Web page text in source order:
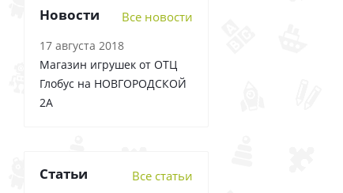
Новости Все новости
17 августа 2018
Магазин игрушек от ОТЦ
Глобус на НОВГОРОДСКОЙ
2А
Статьи Все статьи